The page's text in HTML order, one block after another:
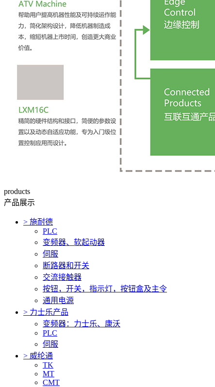
products
产品展示
> 施耐德
PLC
变频器、软起动器
伺服
断路器和开关
交流接触器
按钮，开关，指示灯，按钮盒及主令
通用电源
> 力士乐产品
变频器：力士乐、康沃
PLC
伺服
> 威纶通
TK
MT
CMT